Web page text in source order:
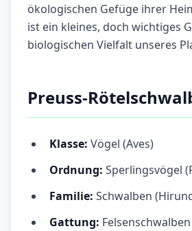
ökologischen Gefüge ihrer
ist ein kleines, doch wichtiges
biologischen Vielfalt unseres
Preuss-
Klasse: Vögel (Aves)
Ordnung: Sperlingsvögel
Familie: Schwalben
Gattung: